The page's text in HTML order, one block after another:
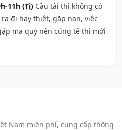
11h (Tị) Cầu tài thì không có
đi hay thiệt, gặp nạn, việc
ma quỷ nên cúng tế thì mới
Nam miễn phí, cung cấp thông